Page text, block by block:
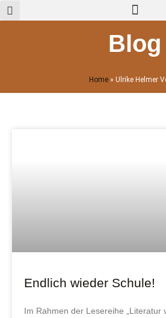
Zum
Inhalt
Blog
Home» Ulrike Helmer
Endlich wieder Schule!
Im Rahmen der Lesereihe „Literatur